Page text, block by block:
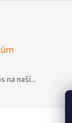
na naší...